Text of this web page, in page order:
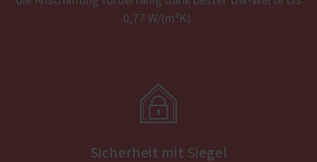
0,77 W/(m²K).

Sicherheit mit Siegel